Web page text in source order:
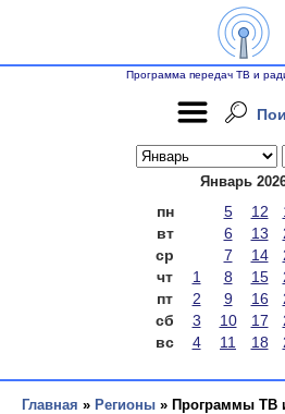
Программа передач ТВ и
Январь
пн 5 12
вт
6 13
ср
7 14
чт
1 8 15
пт
2 9 16
сб
3 10 17
вс
4 11 18
Главная » Регионы » Программы ТВ